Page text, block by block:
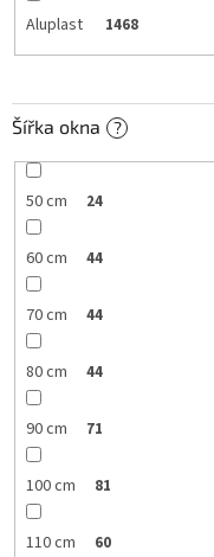
Aluplast 1468
Šířka okna ?
50 cm 24
60 cm 44
70 cm 44
80 cm 44
90 cm 71
100 cm 81
110 cm 60